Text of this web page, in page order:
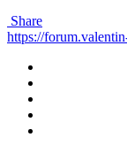
Share
https://